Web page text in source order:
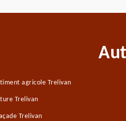
agricole Trelivan
Trelivan
Trelivan